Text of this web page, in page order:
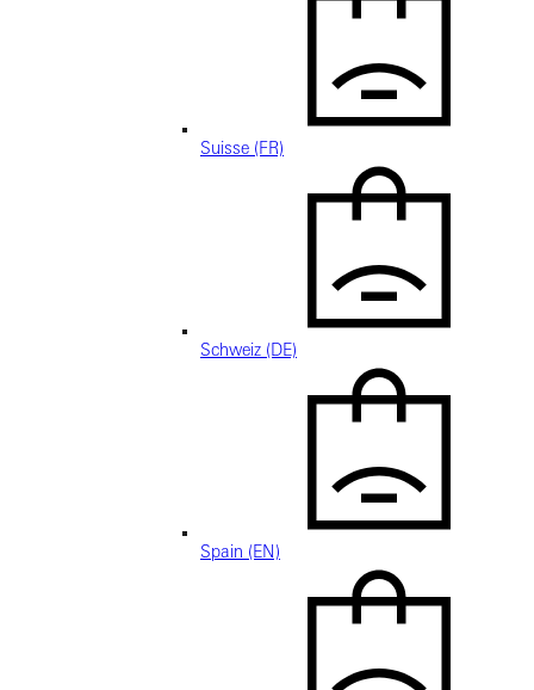
Suisse (FR)
Schweiz (DE)
Spain (EN)